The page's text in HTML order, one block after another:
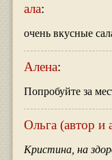
ала:
очень вкусные
Алена:
Попробуйте за
Ольга (автор и
Кристина, на